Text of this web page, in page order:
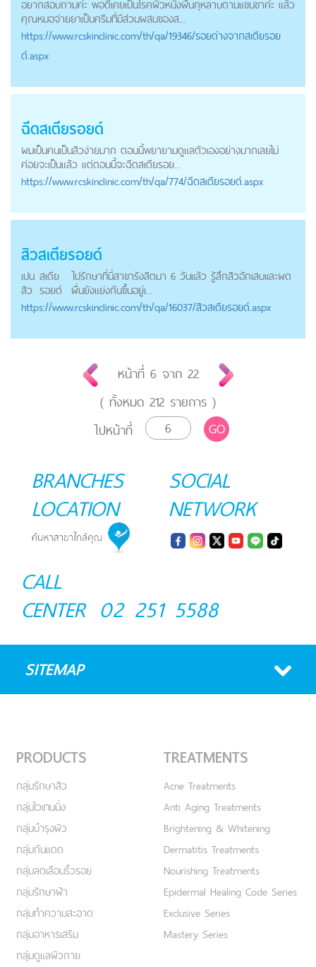
อยากสอบถามค่ะ พอดีเคยเป็นโรคผิวหนังผื่นกุหลาบตามแขนขาค่ะ แล้ว
คุณหมอจ่ายยาเป็นครีมที่มีส่วนผสมของส...
https://www.rcskinclinic.com/th/qa/19346/รอยด่างจากสเตียรอย
ด์.aspx
ฉีดสเตียรอยด์
ผมเป็นคนเป็นสิวง่ายมาก ตอนนี้พยายามดูแลตัวเองอย่างมากเลยไม่
ค่อยจะเป็นแล้ว แต่ตอนนี้จะฉีดสเตียรอย...
https://www.rcskinclinic.com/th/qa/774/ฉีดสเตียรอยด์.aspx
สิวสเตียรอยด์
เปน
สิว
สเตีย
รอยด์
ไปรักษาที่นี่สาขารังสิตมา 6 วันเเล้ว รู้สึกสิวอักเสบเเละผด
ผื่นยังแย่งกันขึ้นอยู่เ...
https://www.rcskinclinic.com/th/qa/16037/สิวสเตียรอยด์.aspx
หน้าที่ 6 จาก 22
( ทั้งหมด 212 รายการ )
ไปหน้าที่
GO
BRANCHES
LOCATION
SOCIAL
NETWORK
CALL
CENTER 02 251 5588
SITEMAP
PRODUCTS
กลุ่มรักษาสิว
กลุ่มไวเทนนิ่ง
กลุ่มบำรุงผิว
กลุ่มกันแดด
กลุ่มลดเลือนริ้วรอย
กลุ่มรักษาฝ้า
กลุ่มทำความสะอาด
กลุ่มอาหารเสริม
กลุ่มดูแลผิวกาย
TREATMENTS
Acne Treatments
Anti Aging Treatments
Brightening & Whitening
Dermatitis Treatments
Nourishing Treatments
Epidermal Healing Code Series
Exclusive Series
Mastery Series